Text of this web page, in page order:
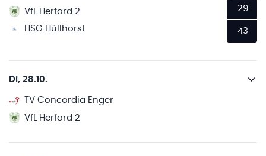
VfL Herford 2
HSG Hüllhorst
29
43
Di, 28.10.
TV Concordia Enger
VfL Herford 2